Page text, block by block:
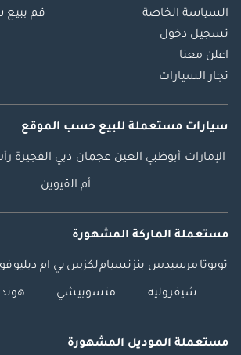
السياسة الخاصة
تسجيل دخول
اعلن معنا
تجار السيارات
قم ببيع
سيارات مستعملة للبيع حسب الموقع
الإمارات أبوظبي العين عجمان دبي الفجيرة
أم القيوين
مستعملة الماركة المشهورة
تويوتا مرسيدس بنزنسياملكزس بي ام دبليو
شيفروليه متسوبيشي
مستعملة الموديل المشهورة